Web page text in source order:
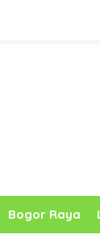
Bogor Raya